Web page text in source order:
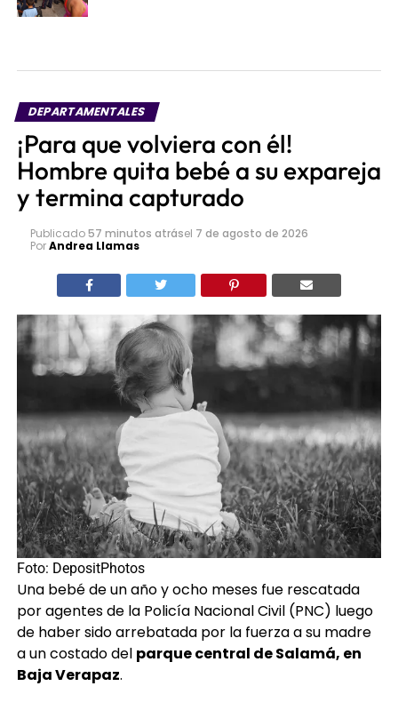
DEPARTAMENTALES
¡Para que volviera con él!
Hombre quita bebé a su expareja
y termina capturado
Publicado57 minutos atrásel 7 de agosto de 2026
PorAndrea Llamas
Foto: DepositPhotos
Una bebé de un año y ocho meses fue rescatada
por agentes de la Policía Nacional Civil (PNC) luego
de haber sido arrebatada por la fuerza a su madre
a un costado del parque central de Salamá, en
Baja Verapaz.